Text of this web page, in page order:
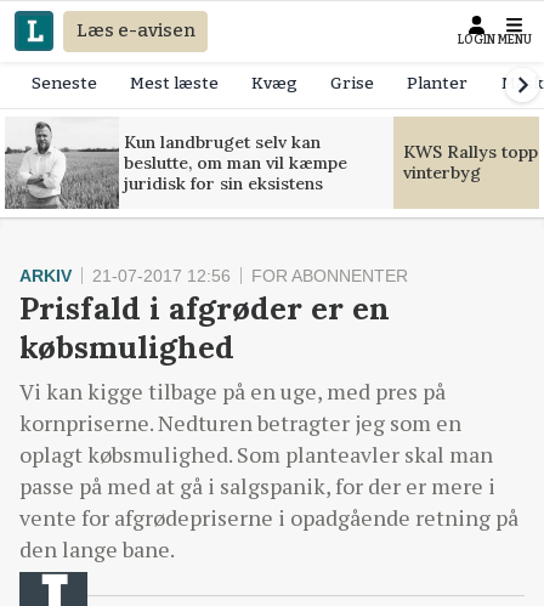
Læs e-avisen LOGIN MENU
Seneste Mest læste Kvæg Grise Planter
Kun landbruget selv kan
beslutte, om man vil kæmpe
juridisk for sin eksistens
KWS Rallys
vinterbyg
ARKIV 21-07-2017 12:56 FOR ABONNENTER
Prisfald i afgrøder er en
købsmulighed
Vi kan kigge tilbage på en uge, med pres på
kornpriserne. Nedturen betragter jeg som en
oplagt købsmulighed. Som planteavler skal man
passe på med at gå i salgspanik, for der er mere i
vente for afgrødepriserne i opadgående retning på
den lange bane.